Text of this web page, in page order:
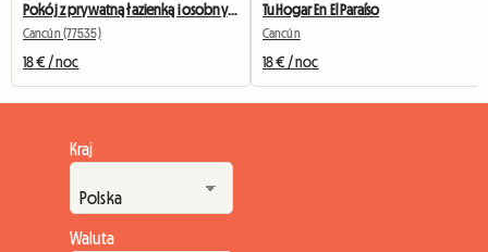
Pokój z prywatną łazienką i osobnym wejściem
Cancún (77535)
18 € / noc
Tu Hogar En El Paraíso
Cancún
18 € / noc
Kraj
Waluta